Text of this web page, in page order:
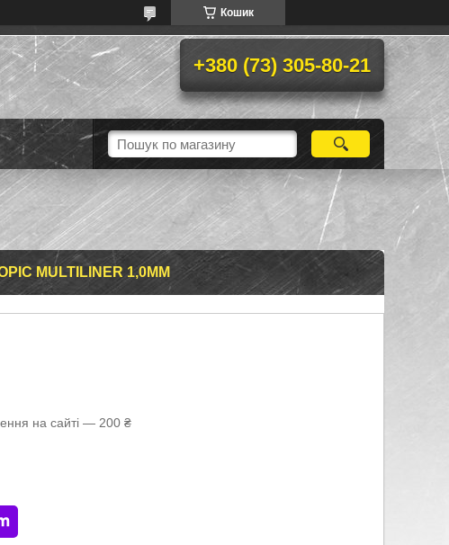
Кошик
+380 (73) 305-80-21
MULTILINER 1,0ММ
на сайті — 200 ₴